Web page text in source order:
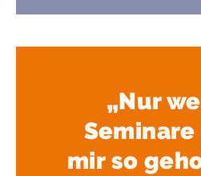
„Nur
mir so